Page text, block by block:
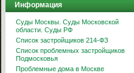
Информация
Суды Москвы. Суды Московской
области. Суды РФ
Список застройщиков 214-ФЗ
Список проблемных застройщиков
Подмосковья
Проблемные дома в Москве